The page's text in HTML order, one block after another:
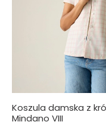
Koszula damska z
Mindano VIII